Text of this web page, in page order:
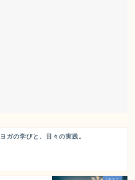
ヨガの学びと、日々の実践。